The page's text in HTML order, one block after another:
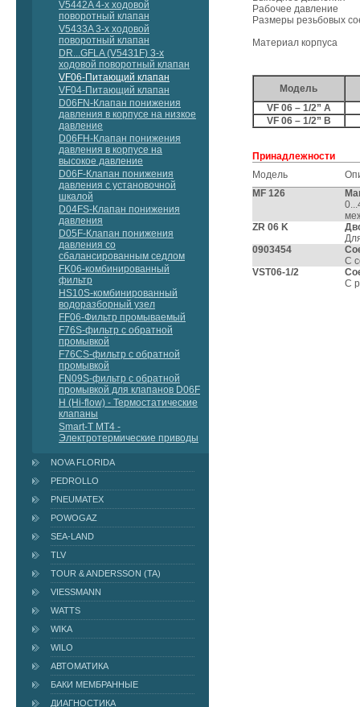
V5442A 4-х ходовой
поворотный клапан
V5433A 3-х ходовой
поворотный клапан
DR...GFLA (V5431F) 3-х
ходовой поворотный клапан
VF06-Питающий клапан
VF04-Питающий клапан
D06FN-Клапан понижения
давления в корпусе на низкое
давление
D06FH-Клапан понижения
давления в корпусе на
высокое давление
D06F-Клапан понижения
давления с установочной
шкалой
D04FS-Клапан понижения
давления
D05F-Клапан понижения
давления со
сбалансированным седлом
FK06-комбинированный
фильтр
HS10S-комбинированный
водоразборный узел
FF06-Фильтр промываемый
F76S-фильтр с обратной
промывкой
F76СS-фильтр с обратной
промывкой
FN09S-фильтр с обратной
промывкой для клапанов D06F
H (Hi-flow) - Термостатические
клапаны
Smart-T MT4 -
Электротермические приводы
NOVA FLORIDA
PEDROLLO
PNEUMATEX
POWOGAZ
SEA-LAND
TLV
TOUR & ANDERSSON (TA)
VIESSMANN
WATTS
WIKA
WILO
АВТОМАТИКА
БАКИ МЕМБРАННЫЕ
ДИАГНОСТИКА
Рабочее давление
Размеры резьбовых
Материал корпуса
Модель
VF 06 – 1/2” A
VF 06 – 1/2” B
Принадлежности
Модель
MF 126
ZR 06 K
0903454
С
VST06-1/2
С